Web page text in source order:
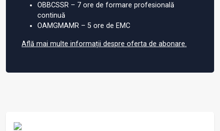
OBBCSSR – 7 ore de formare profesională
continuă
OAMGMAMR – 5 ore de EMC
Află mai multe informații despre oferta de abonare.